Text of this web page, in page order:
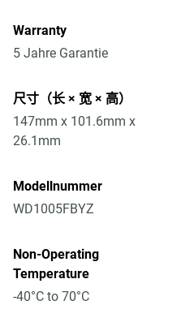
Warranty
5 Jahre Garantie
尺寸（长 × 宽 × 高）
147mm x 101.6mm x
26.1mm
Modellnummer
WD1005FBYZ
Non-Operating
Temperature
-40°C to 70°C